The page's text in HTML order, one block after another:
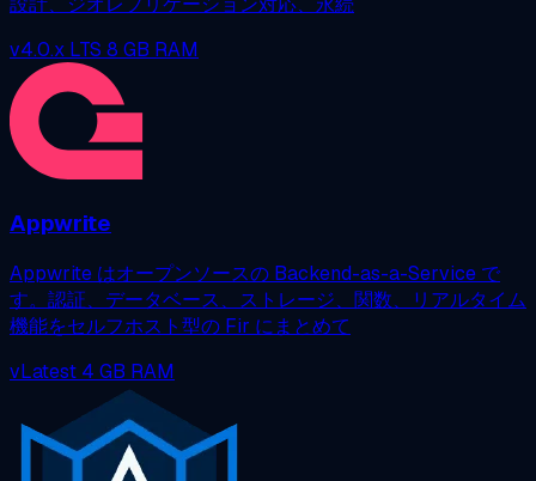
v4.0.x LTS 8 GB RAM
Appwrite
Appwrite はオープンソースの Backend-as-a-Service で
す。認証、データベース、ストレージ、関数、リアルタイム
機能をセルフホスト型の Fir にまとめて
vLatest 4 GB RAM